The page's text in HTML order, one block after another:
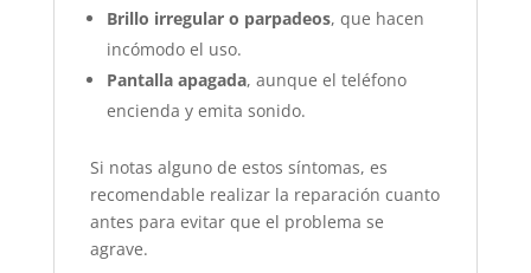
Brillo irregular o parpadeos, que hacen
incómodo el uso.
Pantalla apagada, aunque el teléfono
encienda y emita sonido.
Si notas alguno de estos síntomas, es
recomendable realizar la reparación cuanto
antes para evitar que el problema se
agrave.